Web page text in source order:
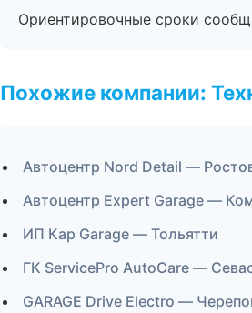
Ориентировочные сроки
Похожие компании:
Автоцентр Nord Detail —
Автоцентр Expert Garage —
ИП Кар Garage — Тольятти
ГК ServicePro AutoCare —
GARAGE Drive Electro —